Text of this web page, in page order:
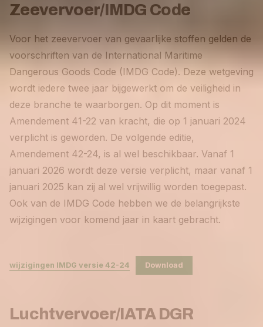
Zeevervoer/IMDG Code
Voor het zeevervoer van gevaarlijke stoffen gelden de
voorschriften van de International Maritime
Dangerous Goods Code (IMDG Code). Deze wetgeving
wordt iedere twee jaar bijgewerkt om de veiligheid in
deze branche te waarborgen. Op dit moment is
Amendement 41-22 van kracht, die op 1 januari 2024
verplicht is geworden. De volgende editie,
Amendement 42-24, is al wel beschikbaar. Vanaf 1
januari 2026 wordt deze versie verplicht, maar vanaf 1
januari 2025 kan zij al wel vrijwillig worden toegepast.
Ook van de IMDG Code hebben we de belangrijkste
wijzigingen voor komend jaar in kaart gebracht.
wijzigingen IMDG versie 42-24 Download
Luchtvervoer/IATA DGR